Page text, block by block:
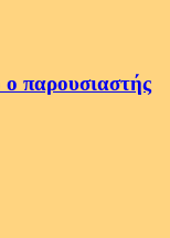
παρουσιαστής